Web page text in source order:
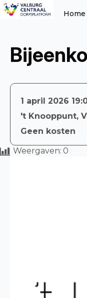
Home
1 april 2026
't Knooppunt,
Geen kosten
Weergaven: 0